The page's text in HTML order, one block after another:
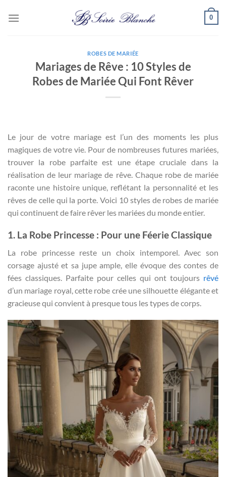
0
ROBES DE MARIÉE
Mariages de Rêve : 10 Styles de
Robes de Mariée Qui Font Rêver
Le jour de votre mariage est l’un des moments les plus
magiques de votre vie. Pour de nombreuses futures mariées,
trouver la robe parfaite est une étape cruciale dans la
réalisation de leur mariage de rêve. Chaque robe de mariée
raconte une histoire unique, reflétant la personnalité et les
rêves de celle qui la porte. Voici 10 styles de robes de mariée
qui continuent de faire rêver les mariées du monde entier.
1. La Robe Princesse : Pour une Féerie Classique
La robe princesse reste un choix intemporel. Avec son
corsage ajusté et sa jupe ample, elle évoque des contes de
fées classiques. Parfaite pour celles qui ont toujours rêvé
d’un mariage royal, cette robe crée une silhouette élégante et
gracieuse qui convient à presque tous les types de corps.